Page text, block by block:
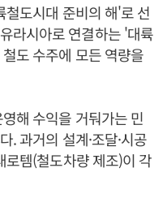
도시대 준비의 해'로 선
라시아로 연결하는 '대륙
도 수주에 모든 역량을
해 수익을 거둬가는 민
. 과거의 설계·조달·시공
로템(철도차량 제조)이 각